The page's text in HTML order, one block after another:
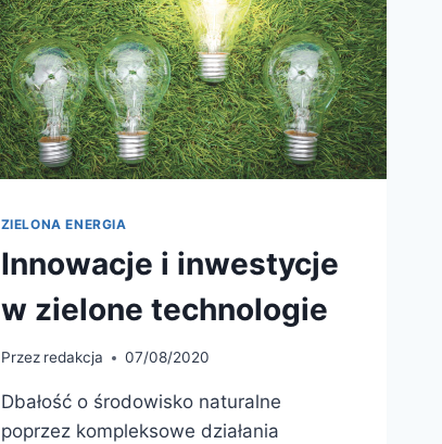
ZIELONA ENERGIA
Innowacje i inwestycje
w zielone technologie
Przez redakcja 07/08/2020
Dbałość o środowisko naturalne
poprzez kompleksowe działania